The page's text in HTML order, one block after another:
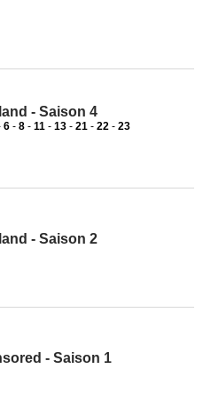
- Saison 4
6 - 8 - 11 - 13 - 21 - 22 - 23
- Saison 2
- Saison 1